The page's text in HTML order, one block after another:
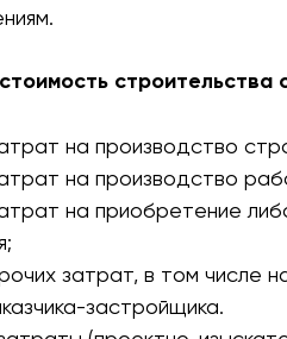
на производство
на производство
на приобретение
затрат, в том числе
застройщика.